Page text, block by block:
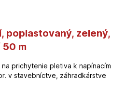
poplastovaný, zelený,
50 m
prichytenie pletiva k napínacím
v stavebníctve, záhradkárstve